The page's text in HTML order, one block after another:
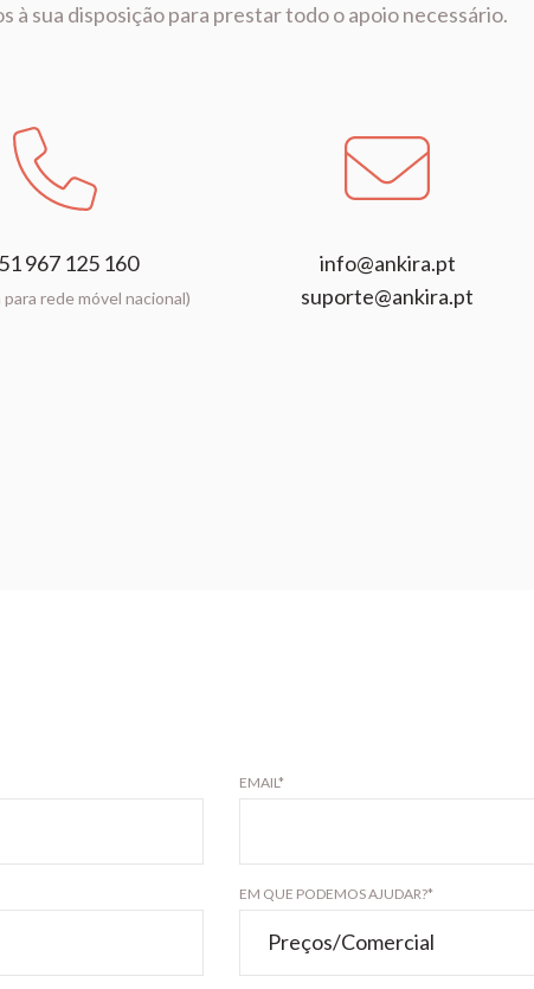
à sua disposição para prestar todo o apoio necessário.
967 125 160
para rede móvel nacional)
info@ankira.pt
suporte@ankira.pt
EMAIL*
EM QUE PODEMOS AJUDAR?*